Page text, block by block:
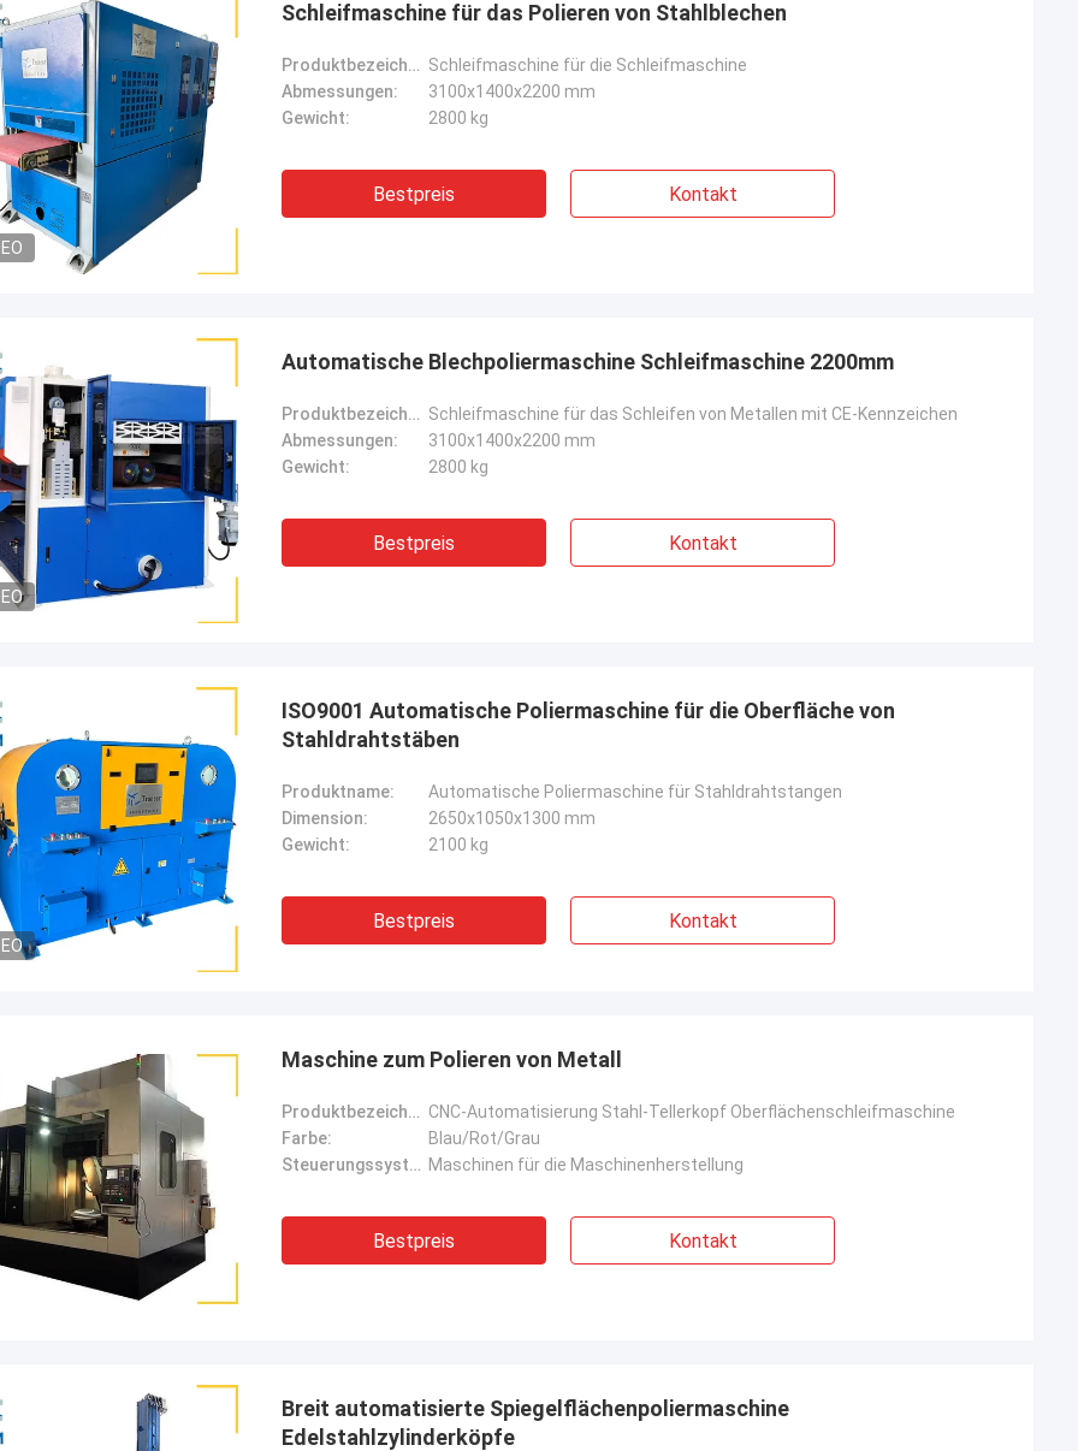
Schleifmaschine für das Polieren von Stahlblechen
Produktbezeichnung: Schleifmaschine für die Schleifmaschine
Abmessungen:
3100x1400x2200 mm
Gewicht:
2800 kg
Bestpreis Kontakt
Automatische Blechpoliermaschine Schleifmaschine 2200mm
Produktbezeichnung: Schleifmaschine für das Schleifen von Metallen mit CE-Kennzeichen
Abmessungen:
3100x1400x2200 mm
Gewicht:
2800 kg
Bestpreis Kontakt
ISO9001 Automatische Poliermaschine für die Oberfläche von
Stahldrahtstäben
Produktname:
Automatische Poliermaschine für Stahldrahtstangen
Dimension:
2650x1050x1300 mm
Gewicht:
2100 kg
Bestpreis Kontakt
Maschine zum Polieren von Metall
Produktbezeichnung: CNC-Automatisierung Stahl-Tellerkopf Oberflächenschleifmaschine
Farbe:
Blau/Rot/Grau
Steuerungssystem: Maschinen für die Maschinenherstellung
Bestpreis Kontakt
Breit automatisierte Spiegelflächenpoliermaschine
Edelstahlzylinderköpfe